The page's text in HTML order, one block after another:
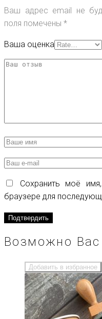
Ваш адрес email не
поля помечены *
Ваша оценка
Сохранить моё
браузере для
Возможно Вас
Добавить в избранное